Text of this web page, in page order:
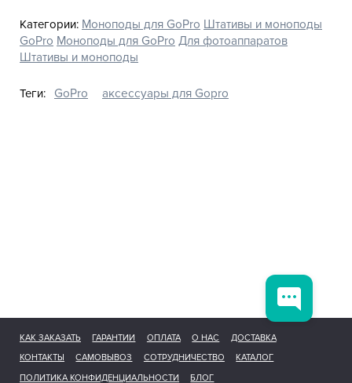
Категории: Моноподы для GoPro Штативы и моноподы
GoPro Моноподы для GoPro Для фотоаппаратов
Штативы и моноподы
Теги: GoPro аксессуары для Gopro
КАК ЗАКАЗАТЬ ГАРАНТИИ ОПЛАТА О НАС
ДОСТАВКА
КОНТАКТЫ
САМОВЫВОЗ СОТРУДНИЧЕСТВО
КАТАЛОГ
ПОЛИТИКА КОНФИДЕНЦИАЛЬНОСТИ
БЛОГ